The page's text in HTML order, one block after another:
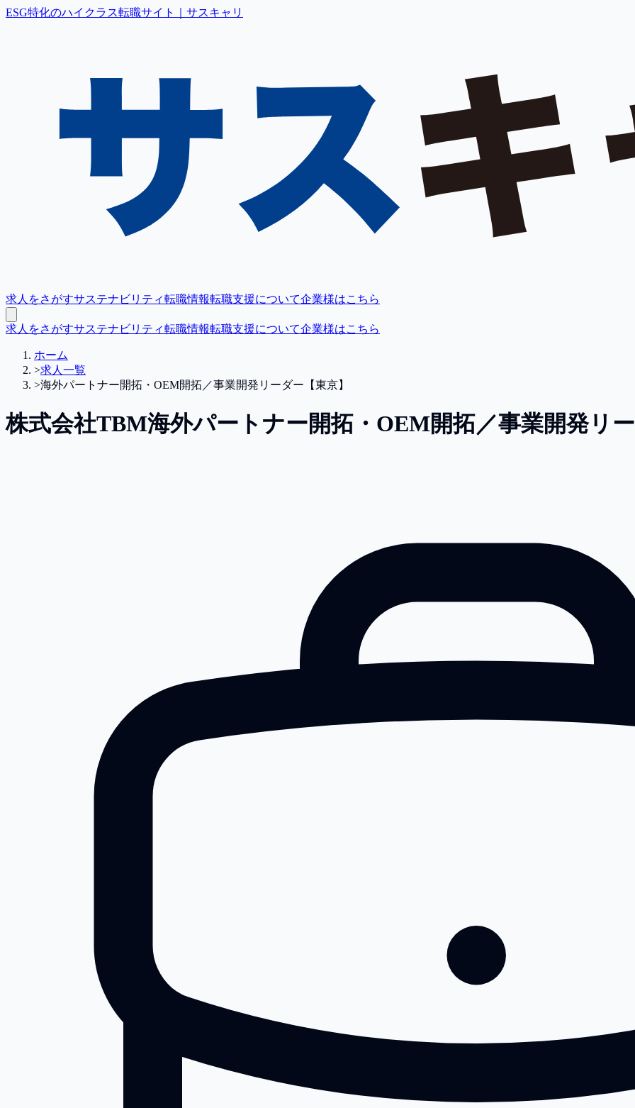
ESG特化のハイクラス転職サイト｜サスキャリ
求人をさがすサステナビリティ転職情報転職支援について企業様はこちら
求人をさがすサステナビリティ転職情報転職支援について企業様はこちら
ホーム
>求人一覧
>海外パートナー開拓・OEM開拓／事業開発リーダー【東京】
株式会社TBM海外パートナー開拓・OEM開拓／事業開発リ